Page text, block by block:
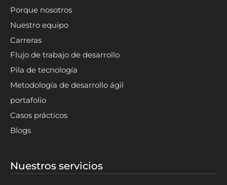
Porque nosotros
Nuestro equipo
Carreras
Flujo de trabajo de desarrollo
Pila de tecnología
Metodología de desarrollo ágil
portafolio
Casos prácticos
Blogs
Nuestros servicios